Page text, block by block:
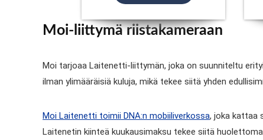
Moi-liittymä riistakameraan
Moi tarjoaa Laitenetti-liittymän, joka on suunniteltu
ilman ylimääräisiä kuluja, mikä tekee siitä yhden
Moi Laitenetti toimii DNA:n mobiiliverkossa, joka kattaa
Laitenetin kiinteä kuukausimaksu tekee siitä